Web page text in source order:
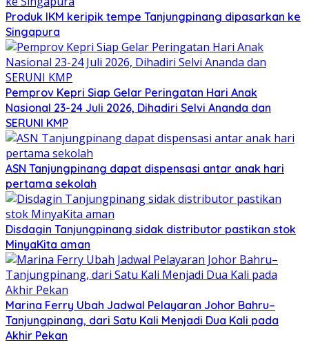
Produk IKM keripik tempe Tanjungpinang dipasarkan ke
Singapura
Pemprov Kepri Siap Gelar Peringatan Hari Anak
Nasional 23-24 Juli 2026, Dihadiri Selvi Ananda dan
SERUNI KMP
ASN Tanjungpinang dapat dispensasi antar anak hari
pertama sekolah
Disdagin Tanjungpinang sidak distributor pastikan stok
MinyaKita aman
Marina Ferry Ubah Jadwal Pelayaran Johor Bahru–
Tanjungpinang, dari Satu Kali Menjadi Dua Kali pada
Akhir Pekan